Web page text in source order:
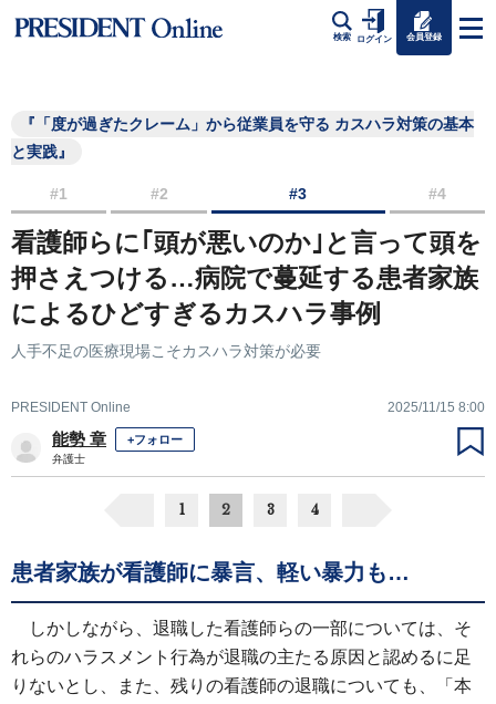
検索 ログイン 会員登録
『「度が過ぎたクレーム」から従業員を守る カスハラ対策の基本
と実践』
#1 #2 #3 #4
看護師らに｢頭が悪いのか｣と言って頭を
押さえつける…病院で蔓延する患者家族
によるひどすぎるカスハラ事例
人手不足の医療現場こそカスハラ対策が必要
PRESIDENT Online 2025/11/15 8:00
能勢 章 +フォロー
弁護士
1 2 3 4
患者家族が看護師に暴言、軽い暴力も…
しかしながら、退職した看護師らの一部については、そ
れらのハラスメント行為が退職の主たる原因と認めるに足
りないとし、また、残りの看護師の退職についても、「本